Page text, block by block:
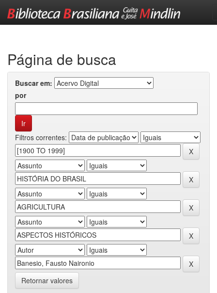
Página de busca
Buscar em:
por
Filtros correntes:
Retornar valores